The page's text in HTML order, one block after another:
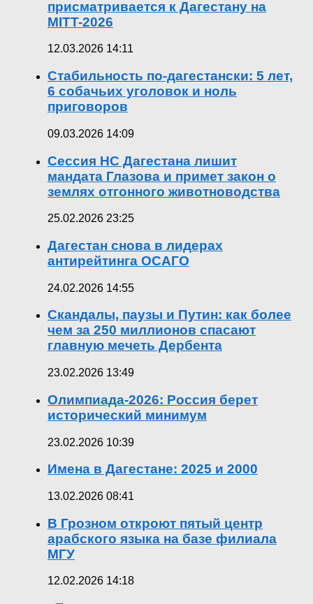
присматривается к Дагестану на
MITT-2026
12.03.2026 14:11
Стабильность по-дагестански: 5 лет,
6 собачьих уголовок и ноль
приговоров
09.03.2026 14:09
Сессия НС Дагестана лишит
мандата Глазова и примет закон о
землях отгонного животноводства
25.02.2026 23:25
Дагестан снова в лидерах
антирейтинга ОСАГО
24.02.2026 14:55
Скандалы, паузы и Путин: как более
чем за 250 миллионов спасают
главную мечеть Дербента
23.02.2026 13:49
Олимпиада-2026: Россия берет
исторический минимум
23.02.2026 10:39
Имена в Дагестане: 2025 и 2000
13.02.2026 08:41
В Грозном откроют пятый центр
арабского языка на базе филиала
МГУ
12.02.2026 14:18